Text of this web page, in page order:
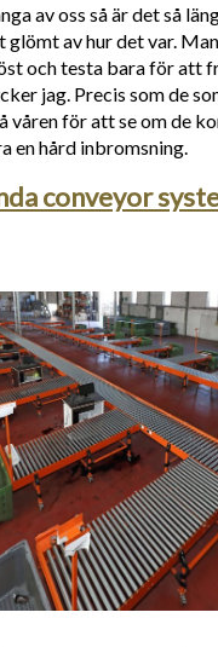
av oss så är det så
av hur det var.
och testa bara för att
jag. Precis som de
våren för att se om de
en hård inbromsning.
conveyor